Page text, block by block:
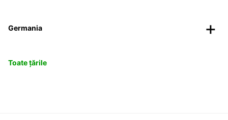
Germania
Toate țările